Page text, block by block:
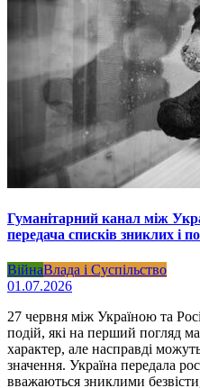
Гуманітарний канал між
передача списків зниклих і
ВійнаВлада і Суспільство
01.07.2026
27 червня між Україною та
подій, які на перший погляд
характер, але насправді
значення. Україна передала
вважаються зниклими